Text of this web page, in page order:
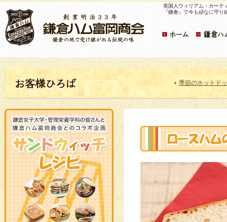
英国人ウィリアム・カーテ
『鎌倉』で今も頑なに守り
季節のホットド